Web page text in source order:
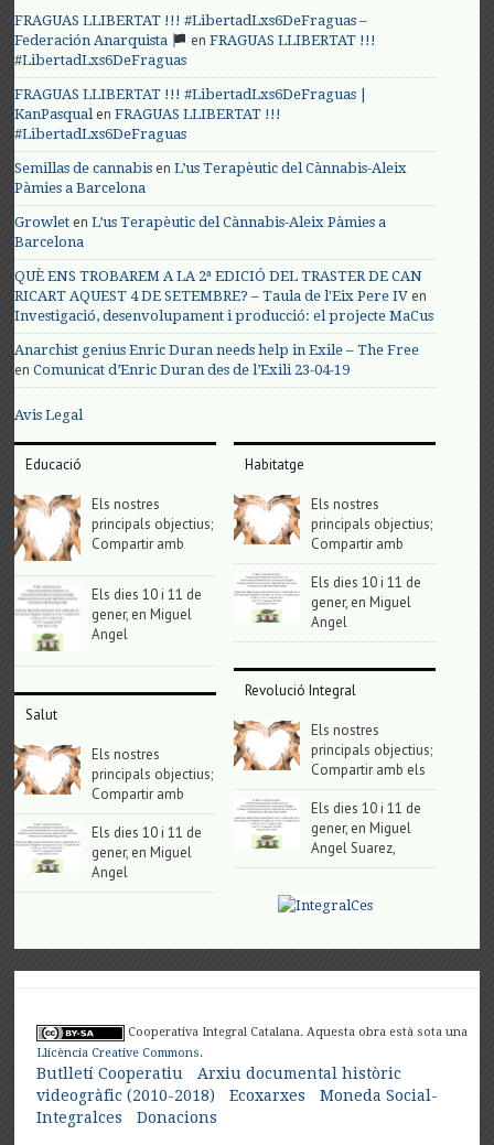
FRAGUAS LLIBERTAT !!! #LibertadLxs6DeFraguas –
Federación Anarquista
enFRAGUAS LLIBERTAT !!!
#LibertadLxs6DeFraguas
FRAGUAS LLIBERTAT !!! #LibertadLxs6DeFraguas |
KanPasqualenFRAGUAS LLIBERTAT !!!
#LibertadLxs6DeFraguas
Semillas de cannabis enL’us Terapèutic del Cànnabis-Aleix
Pàmies a Barcelona
Growlet enL’us Terapèutic del Cànnabis-Aleix Pàmies a
Barcelona
QUÈ ENS TROBAREM A LA 2ª EDICIÓ DEL TRASTER DE CAN
RICART AQUEST 4 DE SETEMBRE? – Taula de l'Eix Pere IV en
Investigació, desenvolupament i producció: el projecte MaCus
Anarchist genius Enric Duran needs help in Exile – The Free
enComunicat d’Enric Duran des de l’Exili 23-04-19
Avis Legal
Educació
Els nostres
principals objectius;
Compartir amb
Els dies 10 i 11 de
gener, en Miguel
Angel
Salut
Els nostres
principals objectius;
Compartir amb
Els dies 10 i 11 de
gener, en Miguel
Angel
Habitatge
Els nostres
principals objectius;
Compartir amb
Els dies 10 i 11 de
gener, en Miguel
Angel
Revolució Integral
Els nostres
principals objectius;
Compartir amb els
Els dies 10 i 11 de
gener, en Miguel
Angel Suarez,
Cooperativa Integral Catalana. Aquesta obra està sota una
Llicència Creative Commons.
Butlletí Cooperatiu
Arxiu documental històric
videogràfic (2010-2018)
Ecoxarxes
Moneda Social-
Integralces
Donacions